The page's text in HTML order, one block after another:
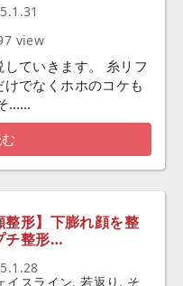
view
ていきます。 糸リフ
でなくホホのコケも
……
整形】下膨れ顔を整
チ整形…
イスライン,若返り , そ